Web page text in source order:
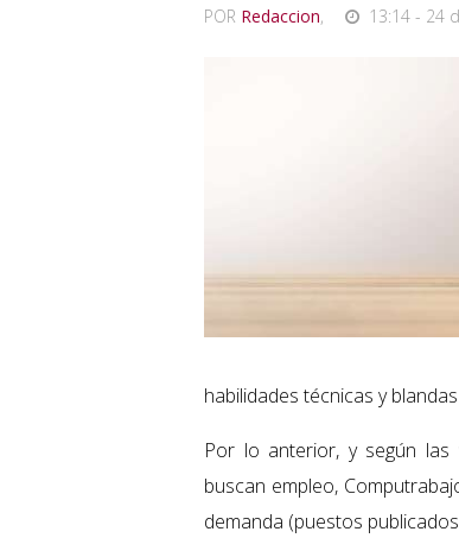
POR Redaccion, 13:14 - 24
habilidades técnicas y
Por lo anterior, y según
buscan empleo,
demanda (puestos